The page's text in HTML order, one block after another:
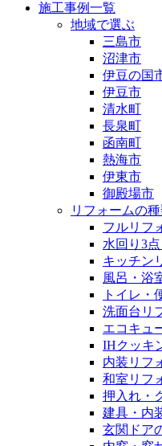
施工事例一覧
地域で選ぶ
三島市
沼津市
伊豆の国
伊豆市
清水町
長泉町
函南町
熱海市
伊東市
御殿場市
リフォームの
フルリフ
水回り3
キッチン
風呂・浴
トイレ・
洗面台リ
エコキュ
IHクッキ
内装リフ
和室リフ
押入れ・
建具・内
玄関ドア